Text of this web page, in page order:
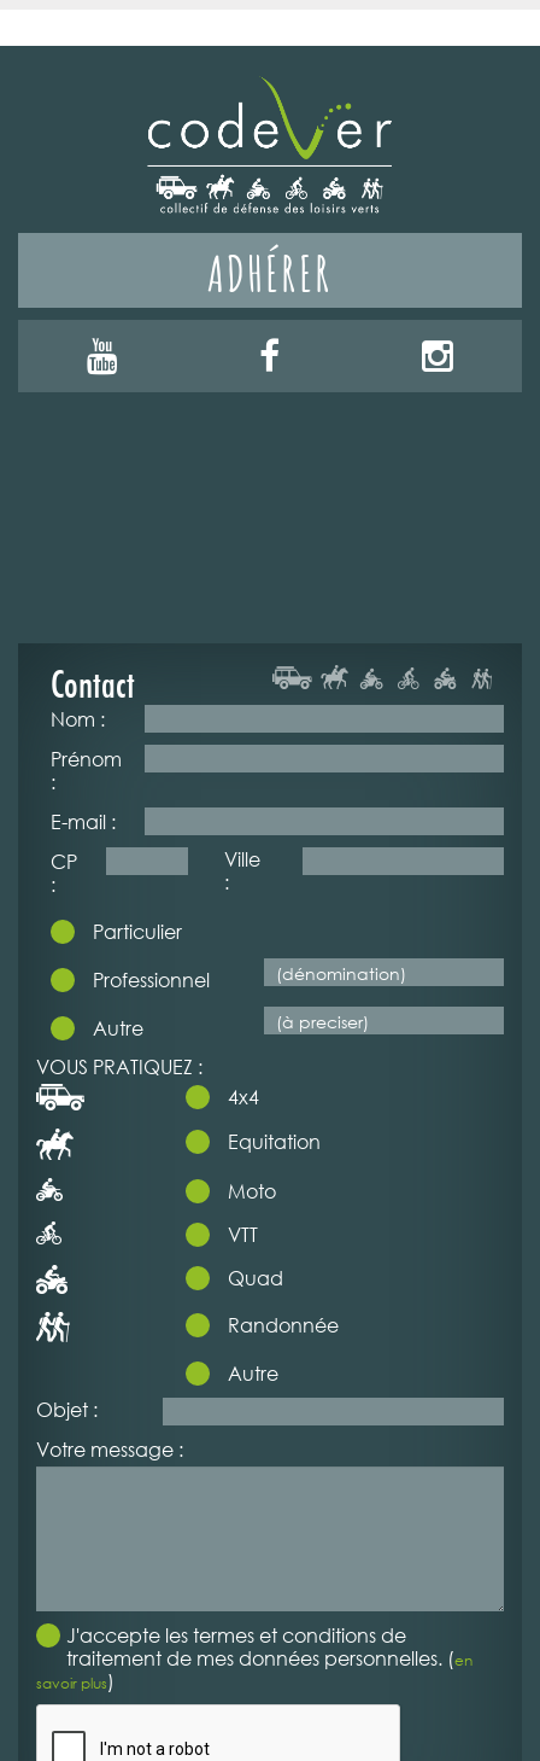
ADHÉRER
Contact
Nom :
Prénom
:
E-mail :
CP
:
Ville
:
Particulier
Professionnel
Autre
VOUS PRATIQUEZ :
4x4
Equitation
Moto
VTT
Quad
Randonnée
Autre
Objet :
Votre message :
J'accepte les termes et conditions de
traitement de mes données personnelles. (en
savoir plus)